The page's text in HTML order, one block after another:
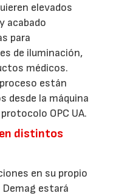
elevados
acabado
para
de iluminación,
médicos.
están
desde la máquina
OPC UA.
distintos
en su propio
estará